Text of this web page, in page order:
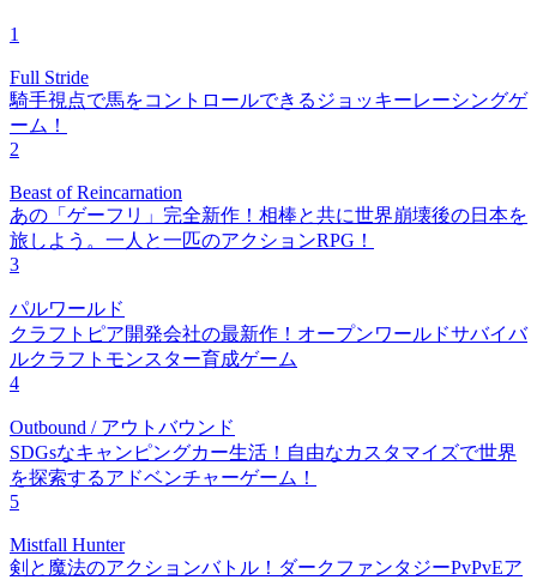
1
Full Stride
騎手視点で馬をコントロールできるジョッキーレーシングゲ
ーム！
2
Beast of Reincarnation
あの「ゲーフリ」完全新作！相棒と共に世界崩壊後の日本を
旅しよう。一人と一匹のアクションRPG！
3
パルワールド
クラフトピア開発会社の最新作！オープンワールドサバイバ
ルクラフトモンスター育成ゲーム
4
Outbound / アウトバウンド
SDGsなキャンピングカー生活！自由なカスタマイズで世界
を探索するアドベンチャーゲーム！
5
Mistfall Hunter
剣と魔法のアクションバトル！ダークファンタジーPvPvEア